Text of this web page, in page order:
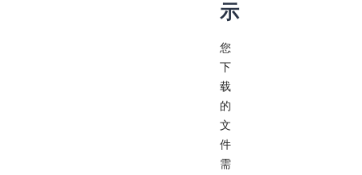
示
您
下
载
的
文
件
需